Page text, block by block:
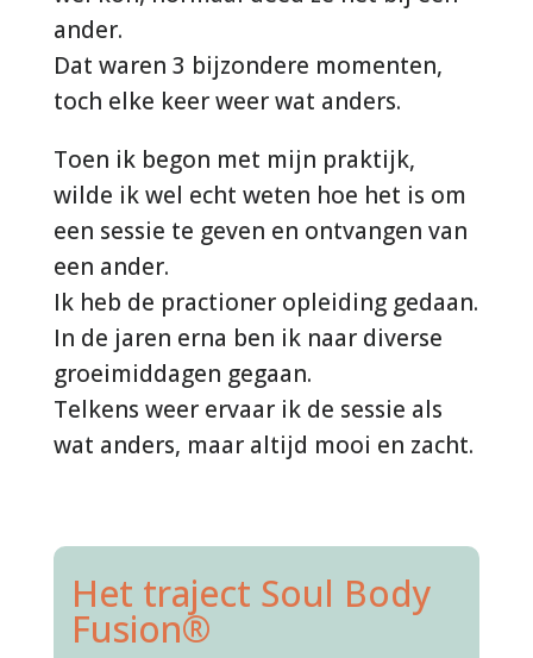
ander.
Dat waren 3 bijzondere momenten,
toch elke keer weer wat anders.
Toen ik begon met mijn praktijk,
wilde ik wel echt weten hoe het is om
een sessie te geven en ontvangen van
een ander.
Ik heb de practioner opleiding gedaan.
In de jaren erna ben ik naar diverse
groeimiddagen gegaan.
Telkens weer ervaar ik de sessie als
wat anders, maar altijd mooi en zacht.
Het traject Soul Body
Fusion®